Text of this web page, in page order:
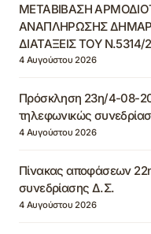
ΜΕΤΑΒΙΒΑΣΗ
ΑΝΑΠΛΗΡΩΣΗΣ
ΔΙΑΤΑΞΕΙΣ ΤΟΥ Ν.5314/
4 Αυγούστου 2026
Πρόσκληση 23η/4-08-
τηλεφωνικώς
4 Αυγούστου 2026
Πίνακας αποφάσεων
συνεδρίασης Δ.Σ.
4 Αυγούστου 2026